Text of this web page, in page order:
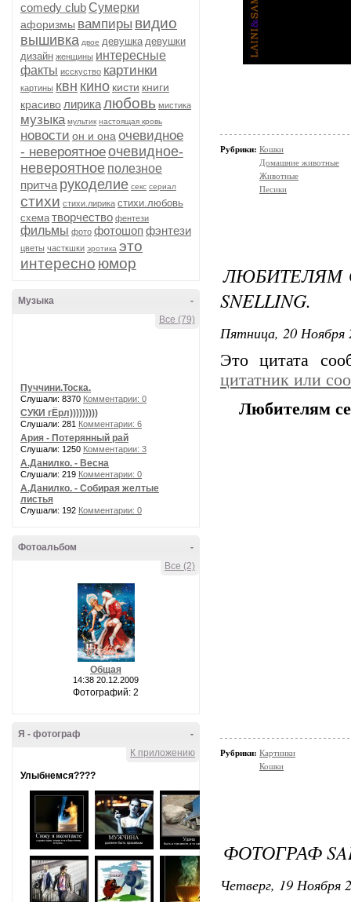
comedy clubСумерки
афоризмы вампиры видио
вышивка двое девушка девушки
дизайн женщины интересные
факты исскуство картинки
картины квн кино кисти книги
красиво лирикалюбовь мистика
музыка мультик настоящая кровь
новости он и она очевидное
- невероятноеочевидное-
невероятное полезное
притча рукоделие секс сериал
стихи стихи.лирика стихи.любовь
схема творчество фентези
фильмы фото фотошоп фэнтези
цветы часткшки эротика это
интересно юмор
-
Музыка
Все (79)
Пуччини.Тоска.
Слушали: 8370 Комментарии: 0
СУКИ гЁрл)))))))))
Слушали: 281 Комментарии: 6
Ария - Потерянный рай
Слушали: 1250 Комментарии: 3
А.Данилко. - Весна
Слушали: 219 Комментарии: 0
А.Данилко. - Собирая желтые
листья
Слушали: 192 Комментарии: 0
-
Фотоальбом
Все (2)
Общая
14:38 20.12.2009
Фотографий: 2
-
Я - фотограф
К приложению
Улыбнемся????
Рубрики: Кошки
Домашние животные
Животные
Песики
ЛЮБИТЕЛЯМ
SNELLING.
Пятница, 20 Ноября
Это цитата
цитатник или
Любителям
Рубрики: Картинки
Кошки
ФОТОГРАФ
Четверг, 19 Ноября